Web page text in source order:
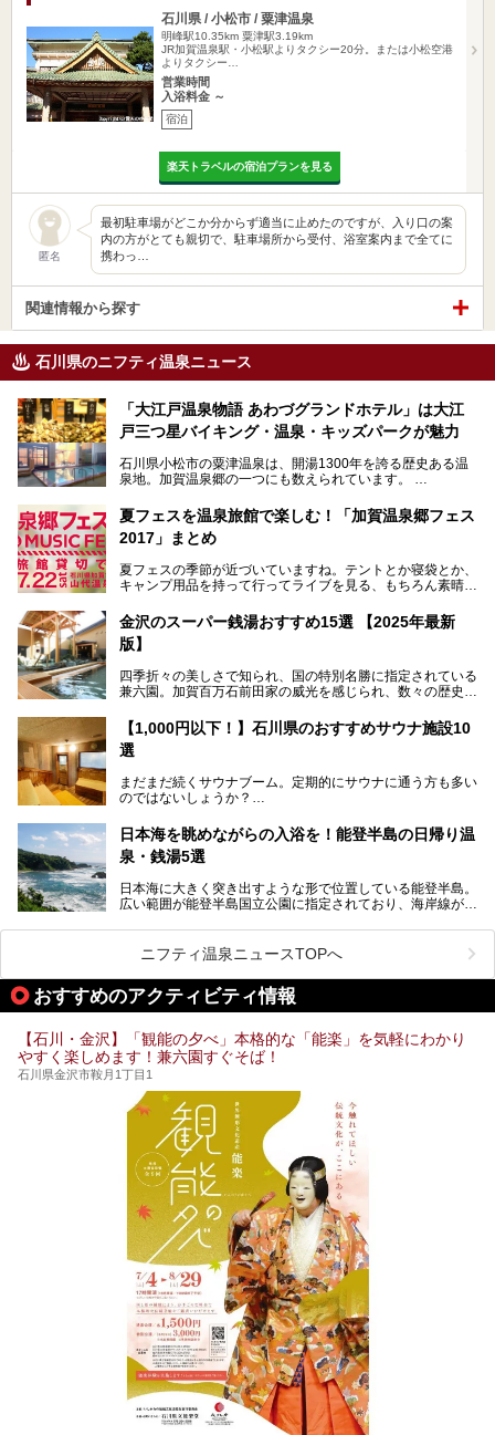
石川県 / 小松市 / 粟津温泉
明峰駅10.35km 粟津駅3.19km
JR加賀温泉駅・小松駅よりタクシー20分。または小松空港
よりタクシー…
営業時間
入浴料金 ～
宿泊
楽天トラベルの宿泊プランを見る
匿名
最初駐車場がどこか分からず適当に止めたのですが、入り口の案
内の方がとても親切で、駐車場所から受付、浴室案内まで全てに
携わっ…
関連情報から探す
石川県のニフティ温泉ニュース
「大江戸温泉物語 あわづグランドホテル」は大江
戸三つ星バイキング・温泉・キッズパークが魅力
石川県小松市の粟津温泉は、開湯1300年を誇る歴史ある温
泉地。加賀温泉郷の一つにも数えられています。
その粟津温泉に建つ「大江戸温泉物語 あわづグランドホテ
ル」（以下、あわづグランドホテル）は客室数97室のホテ
ルで、昨年2024年12月に露天風呂を新設。充実したキッズ
2025年7月からは「大江戸三つ星バイキング」がスタート！
───
提供元：大江戸温泉物語ホテルズ＆リゾーツ株式会社【P
この記事は大江戸温泉物語 あわづグランドホテルのPR記事
です。
夏フェスを温泉旅館で楽しむ！「加賀温泉郷フェス
2017」まとめ
夏フェスの季節が近づいていますね。テントとか寝袋とか、
キャンプ用品を持って行ってライブを見る、もちろん素晴ら
いやでもね、暑いし汗や砂埃でドロドロになるしうるさくて
夜は寝られないし、若い時はそういうのが良かったんですけ
今、もうちょっと気楽なフェスはないかな、と探してたらあ
りましたよ！
「加賀温泉郷フェス 2017」が石川県・山代温泉の瑠璃光を
全館貸し切って開催！
れちゃう！なんということでしょう！！
金沢のスーパー銭湯おすすめ15選 【2025年最新
版】
四季折々の美しさで知られ、国の特別名勝に指定されている
兼六園。加賀百万石前田家の威光を感じられ、数々の歴史的
ア。国内でも特に人気の観光地の1つです。北陸新幹線で東
京から約2時間30分と、首都圏からアクセスしやすい立地も
魅力ですね。
り、観光に加えて温泉もぜひ楽しみたいところ。金沢エリア
でおすすめのスーパー銭湯をご紹介します。
【1,000円以下！】石川県のおすすめサウナ施設10
選
まだまだ続くサウナブーム。定期的にサウナに通う方も多い
のではないしょうか？
今回はそんなサウナによく行く人もこれから楽しむ人も格安
で楽しめるサウナを紹介します。
など、種類豊富ですよ。
日本海を眺めながらの入浴を！能登半島の日帰り温
泉・銭湯5選
日本海に大きく突き出すような形で位置している能登半島。
広い範囲が能登半島国立公園に指定されており、海岸線が作
車で行くのがオススメですが、ドライブの際にぜひ一緒に楽
しんでいただきたいのが温泉です。絶景を眺めながらつかる
温泉は最高ですよ！ 今回はそんな能登の温泉を5つご紹介
します。
ニフティ温泉ニュースTOPへ
おすすめのアクティビティ情報
【石川・金沢】「観能の夕べ」本格的な「能楽」を気軽にわかり
やすく楽しめます！兼六園すぐそば！
石川県金沢市鞍月1丁目1